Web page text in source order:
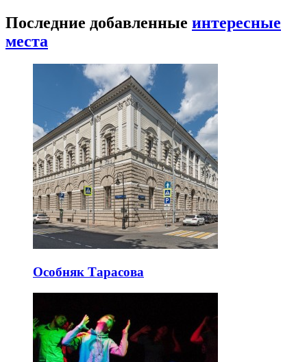
Последние добавленные интересные
места
Особняк Тарасова